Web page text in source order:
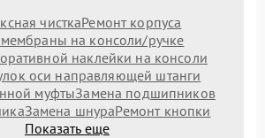
чисткаРемонт корпуса
на консоли/ручке
наклейки на консоли
оси направляющей штанги
муфтыЗамена подшипников
Замена шнураРемонт кнопки
Показать еще